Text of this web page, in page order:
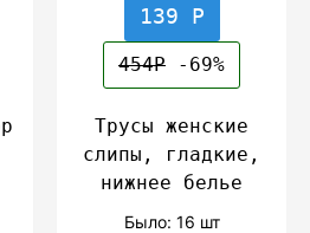
139 Р
454Р -69%
Трусы женские
слипы, гладкие,
нижнее белье
Было: 16 шт